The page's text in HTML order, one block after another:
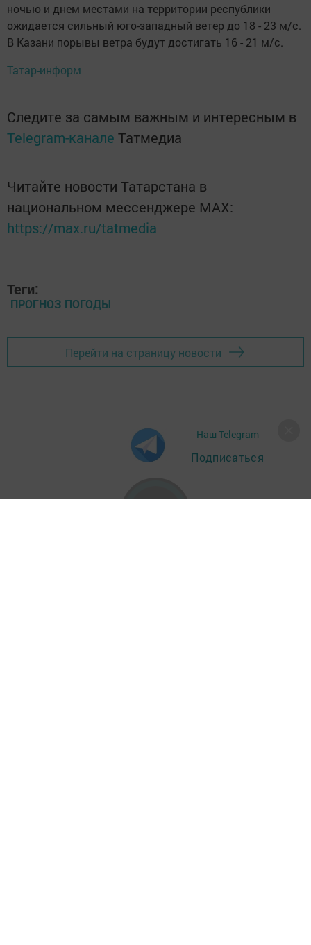
ночью и днем местами на территории республики
ожидается сильный юго-западный ветер до 18 - 23 м/с.
В Казани порывы ветра будут достигать 16 - 21 м/с.
Татар-информ
Следите за самым важным и интересным в
Telegram-канале Татмедиа
Читайте новости Татарстана в
национальном мессенджере MАХ:
https://max.ru/tatmedia
Теги:
ПРОГНОЗ ПОГОДЫ
Перейти на страницу новости
Наш Telegram
Подписаться